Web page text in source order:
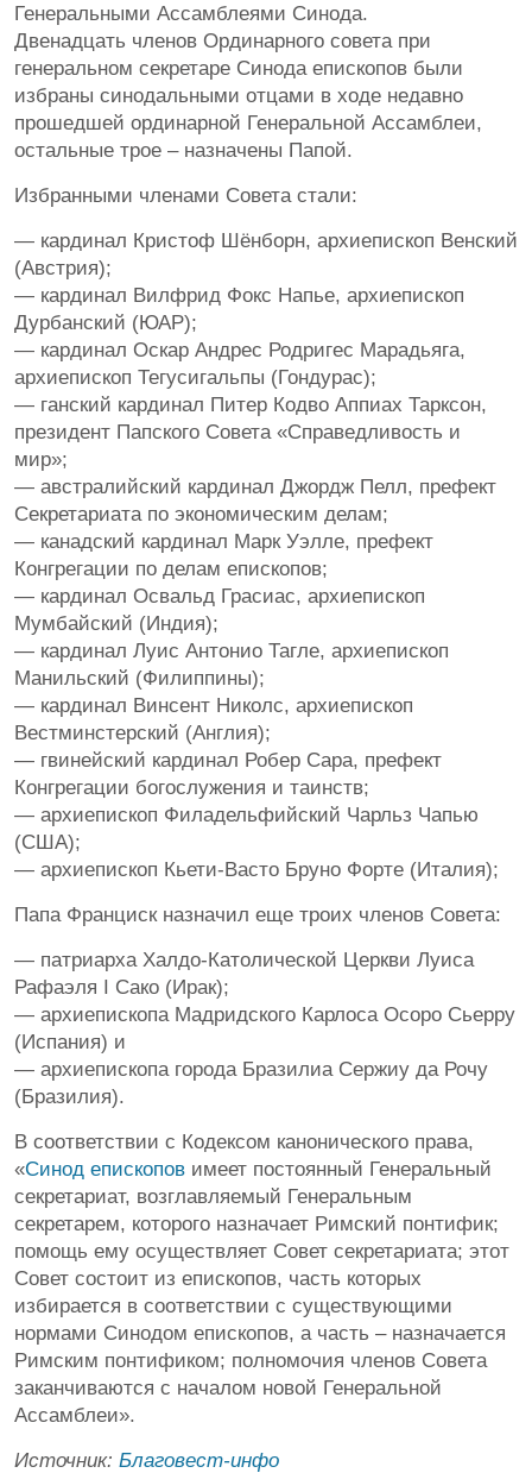
Генеральными Ассамблеями Синода.
Двенадцать членов Ординарного совета при
генеральном секретаре Синода епископов были
избраны синодальными отцами в ходе недавно
прошедшей ординарной Генеральной Ассамблеи,
остальные трое – назначены Папой.
Избранными членами Совета стали:
— кардинал Кристоф Шёнборн, архиепископ Венский
(Австрия);
— кардинал Вилфрид Фокс Напье, архиепископ
Дурбанский (ЮАР);
— кардинал Оскар Андрес Родригес Марадьяга,
архиепископ Тегусигальпы (Гондурас);
— ганский кардинал Питер Кодво Аппиах Тарксон,
президент Папского Совета «Справедливость и
мир»;
— австралийский кардинал Джордж Пелл, префект
Секретариата по экономическим делам;
— канадский кардинал Марк Уэлле, префект
Конгрегации по делам епископов;
— кардинал Освальд Грасиас, архиепископ
Мумбайский (Индия);
— кардинал Луис Антонио Тагле, архиепископ
Манильский (Филиппины);
— кардинал Винсент Николс, архиепископ
Вестминстерский (Англия);
— гвинейский кардинал Робер Сара, префект
Конгрегации богослужения и таинств;
— архиепископ Филадельфийский Чарльз Чапью
(США);
— архиепископ Кьети-Васто Бруно Форте (Италия);
Папа Франциск назначил еще троих членов Совета:
— патриарха Халдо-Католической Церкви Луиса
Рафаэля I Сако (Ирак);
— архиепископа Мадридского Карлоса Осоро Сьерру
(Испания) и
— архиепископа города Бразилиа Сержиу да Рочу
(Бразилия).
В соответствии с Кодексом канонического права,
«Синод епископов имеет постоянный Генеральный
секретариат, возглавляемый Генеральным
секретарем, которого назначает Римский понтифик;
помощь ему осуществляет Совет секретариата; этот
Совет состоит из епископов, часть которых
избирается в соответствии с существующими
нормами Синодом епископов, а часть – назначается
Римским понтификом; полномочия членов Совета
заканчиваются с началом новой Генеральной
Ассамблеи».
Источник: Благовест-инфо